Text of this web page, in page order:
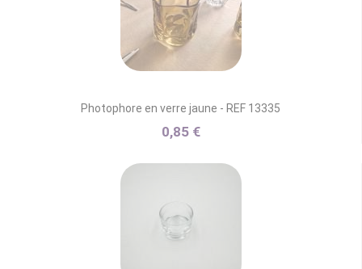
Photophore en verre jaune - REF 13335
0,85 €